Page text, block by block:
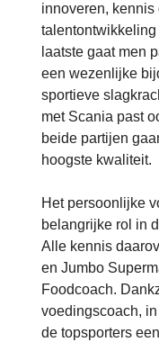
innoveren,
laatste gaat men
een wezenlijke
sportieve
met Scania past
beide partijen
hoogste kwaliteit.
Het persoonlijke
belangrijke rol in
Alle kennis
en Jumbo
Foodcoach.
voedingscoach,
de topsporters